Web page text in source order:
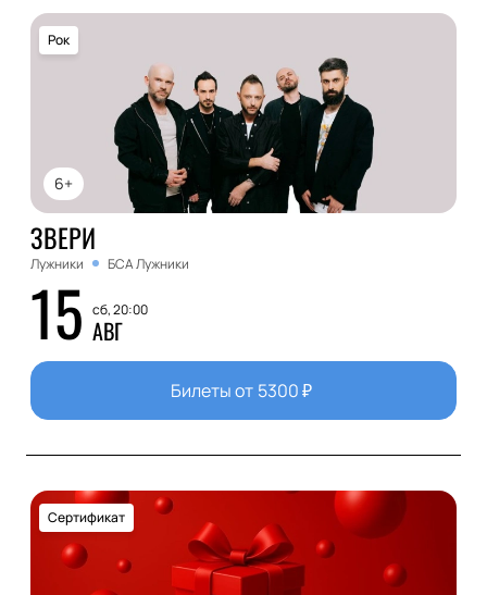
6+
Рок
ЗВЕРИ
Лужники БСА Лужники
15 сб, 20:00
АВГ
Билеты от 5300₽
Сертификат